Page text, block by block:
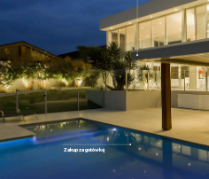
Zakup za gotówkę